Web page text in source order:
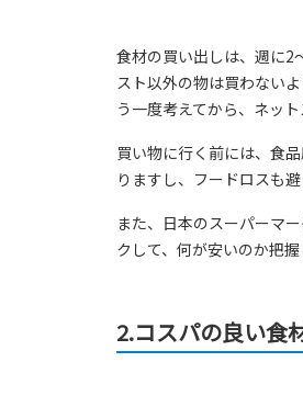
食材の買い出しは、週に2
スト以外の物は買わない
う一度考えてから、ネッ
買い物に行く前には、食
りますし、フードロスも避
また、日本のスーパーマ
クして、何が安いのか把
2.コスパの良い食